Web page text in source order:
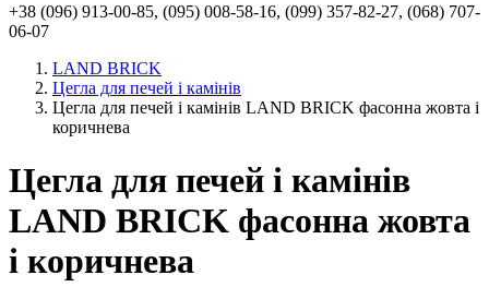
+38 (096) 913-00-85, (095) 008-58-16, (099) 357-82-27, (068) 707-
06-07
LAND BRICK
Цегла для печей і камінів
Цегла для печей і камінів LAND BRICK фасонна жовта і
коричнева
Цегла для печей і камінів
LAND BRICK фасонна жовта
і коричнева